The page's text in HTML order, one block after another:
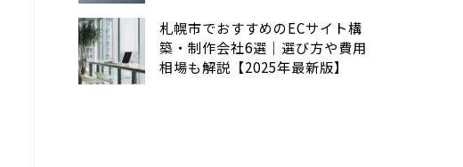
札幌市でおすすめのECサイト構
築・制作会社6選｜選び方や費用
相場も解説【2025年最新版】